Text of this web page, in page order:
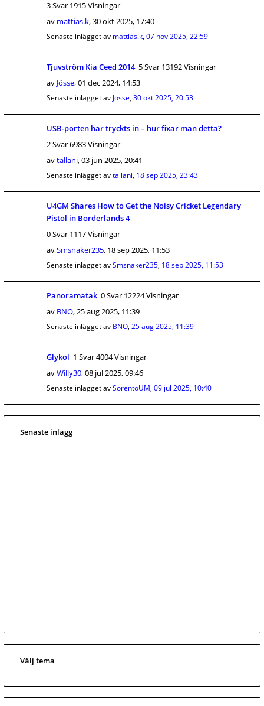
3 Svar 1915 Visningar
av mattias.k,30 okt 2025, 17:40
Senaste inlägget av mattias.k, 07 nov 2025, 22:59
Tjuvström Kia Ceed 2014 5 Svar 13192 Visningar
av Jösse,01 dec 2024, 14:53
Senaste inlägget av Jösse, 30 okt 2025, 20:53
USB-porten har tryckts in – hur fixar man detta?
2 Svar 6983 Visningar
avtallani,03 jun 2025, 20:41
Senaste inlägget avtallani, 18 sep 2025, 23:43
U4GM Shares How to Get the Noisy Cricket Legendary
Pistol in Borderlands 4
0 Svar 1117 Visningar
avSmsnaker235, 18 sep 2025, 11:53
Senaste inlägget avSmsnaker235, 18 sep 2025, 11:53
Panoramatak 0 Svar 12224 Visningar
av BNO,25 aug 2025, 11:39
Senaste inlägget av BNO, 25 aug 2025, 11:39
Glykol 1 Svar 4004 Visningar
avWilly30,08 jul 2025, 09:46
Senaste inlägget avSorentoUM, 09 jul 2025, 10:40
Senaste inlägg
Välj tema